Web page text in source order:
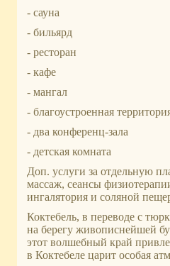
- сауна
- бильярд
- ресторан
- кафе
- мангал
- благоустроенная
- два конференц-зала
- детская комната
Доп. услуги за отдельную
массаж, сеансы
ингалятория и соляной
Коктебель, в переводе с
на берегу живописнейшей
этот волшебный край
в Коктебеле царит особая